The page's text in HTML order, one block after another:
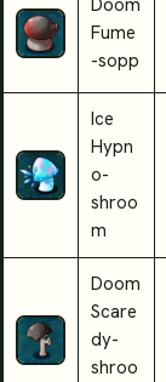
Doom
Fume
-sopp
Ice
Hypn
o-
shroo
m
Doom
Scare
dy-
shroo